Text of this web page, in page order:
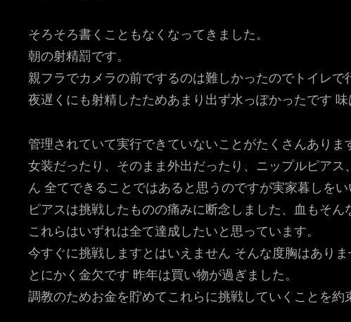
そろそろ書くこともなくなってきました。
朝の射精罰です。
親フラでカメラの前でするのは難しかったのでトイレ
夜遅くにも射精したためあまり出ず水っぽかったです
管理されていて実行できていないことがたくさんありま
女装だったり、そのまま外出だったり、ニップルピア
ん 全てできることではあると思うのですが実家暮しをい
ピアスは挑戦したものの痛みに断念しました、血もそん
これらはいずれは全て達成したいと思っています。
今すぐに挑戦しますとはいえません そんな度胸はありま
とにかく金欠です 昨年は買い物が過ぎました。
調教のためお金を貯めてこれらに挑戦していくことを約